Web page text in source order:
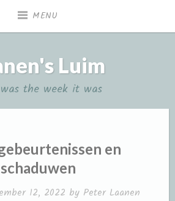
MENU
Luim
the week it was
en
schaduwen
12, 2022 by Peter Laanen